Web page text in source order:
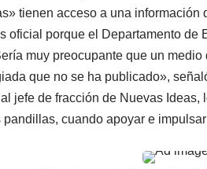
tienen acceso a una información
oficial porque el Departamento
muy preocupante que un
que no se ha publicado»,
jefe de fracción de Nuevas
pandillas, cuando apoyar e